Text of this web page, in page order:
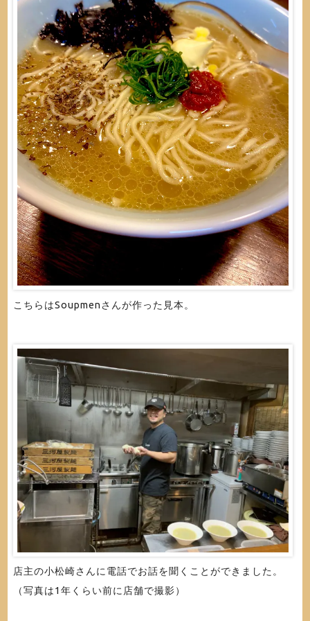
こちらはSoupmenさんが作った見本。
店主の小松崎さんに電話でお話を聞くことができました。
（写真は1年くらい前に店舗で撮影）